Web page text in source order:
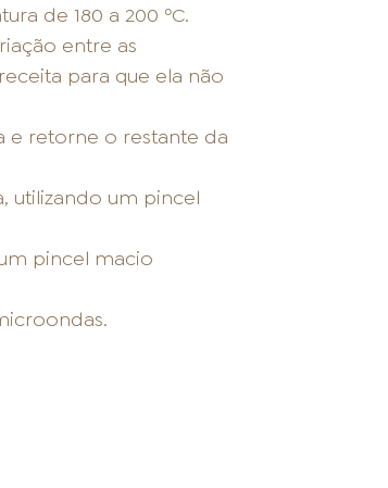
de 180 a 200 ºC.
entre as
para que ela não
e retorne o restante da
utilizando um pincel
pincel macio